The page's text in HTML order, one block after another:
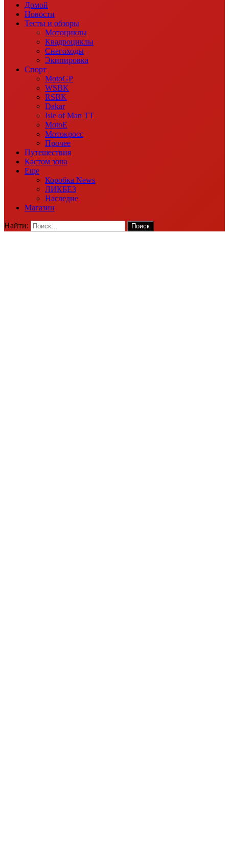
Домой
Новости
Тесты и обзоры
Мотоциклы
Квадроциклы
Снегоходы
Экипировка
Спорт
MotoGP
WSBK
RSBK
Dakar
Isle of Man TT
MotoE
Мотокросс
Прочее
Путешествия
Кастом зона
Еще
Коробка News
ЛИКБЕЗ
Наследие
Магазин
Найти: